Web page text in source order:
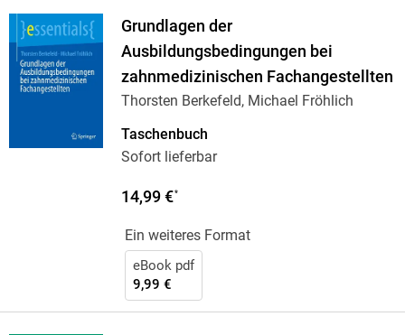
Grundlagen der
Ausbildungsbedingungen bei
zahnmedizinischen Fachangestellten
Thorsten Berkefeld, Michael Fröhlich
Taschenbuch
Sofort lieferbar
14,99 €*
Ein weiteres Format
eBook pdf
9,99 €